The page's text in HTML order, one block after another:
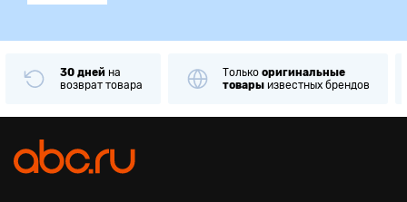
30 дней на
возврат товара
Только оригинальные
товары известных брендов